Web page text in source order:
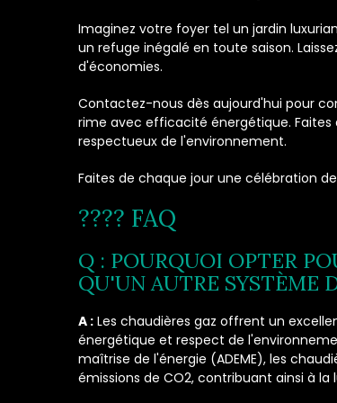
Imaginez votre foyer tel un jardin
un refuge inégalé en toute saison.
d'économies.
Contactez-nous dès aujourd'hui pour
rime avec efficacité énergétique.
respectueux de l'environnement.
Faites de chaque jour une célébration
???? FAQ
Q : POURQUOI OPTER
QU'UN AUTRE SYSTÈME
A : Les chaudières gaz offrent un
énergétique et respect de
maîtrise de l'énergie (ADEME), les
émissions de CO2, contribuant ainsi à